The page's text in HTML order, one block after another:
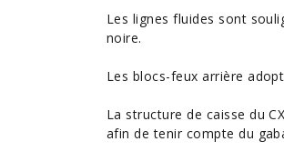
Les lignes fluides sont
noire.
Les blocs-feux arrière
La structure de caisse du
afin de tenir compte du